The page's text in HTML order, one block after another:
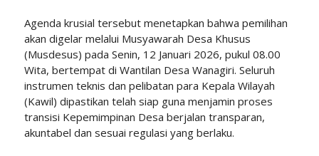
Agenda krusial tersebut menetapkan bahwa pemilihan
akan digelar melalui Musyawarah Desa Khusus
(Musdesus) pada Senin, 12 Januari 2026, pukul 08.00
Wita, bertempat di Wantilan Desa Wanagiri. Seluruh
instrumen teknis dan pelibatan para Kepala Wilayah
(Kawil) dipastikan telah siap guna menjamin proses
transisi Kepemimpinan Desa berjalan transparan,
akuntabel dan sesuai regulasi yang berlaku.